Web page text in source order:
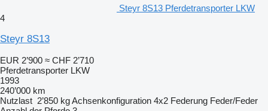
Steyr 8S13 Pferdetransporter LKW
4
Steyr 8S13
EUR 2’900 ≈ CHF 2’710
Pferdetransporter LKW
1993
240’000 km
Nutzlast 2’850 kgAchsenkonfiguration 4x2 Federung Feder/Feder